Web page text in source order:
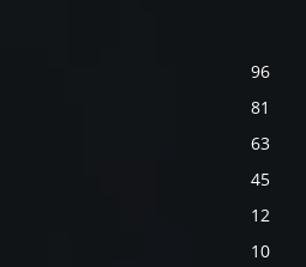
96
81
63
45
12
10